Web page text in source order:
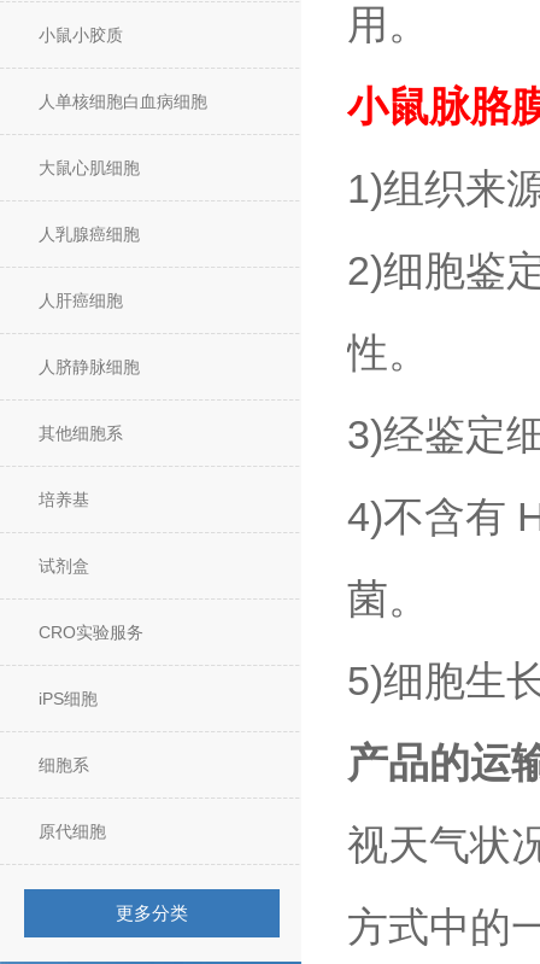
小鼠小胶质
人单核细胞白血病细胞
大鼠心肌细胞
人乳腺癌细胞
人肝癌细胞
人脐静脉细胞
其他细胞系
培养基
试剂盒
CRO实验服务
iPS细胞
细胞系
原代细胞
更多分类
用。
小鼠脉胳
1)组织来
2)细胞鉴
性。
3)经鉴定
4)不含有
菌。
5)细胞生
产品的运
视天气状
方式中的